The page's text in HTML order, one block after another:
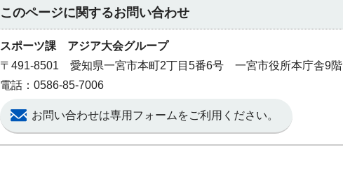
このページに関するお問い合わせ
スポーツ課 アジア大会グループ
〒491-8501 愛知県一宮市本町2丁目5番6号 一宮市役所本庁舎9階
電話：0586-85-7006
お問い合わせは専用フォームをご利用ください。